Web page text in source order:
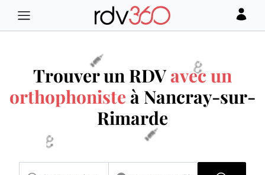
Trouver un RDVavec un
orthophoniste à Nancray-sur-
Rimarde